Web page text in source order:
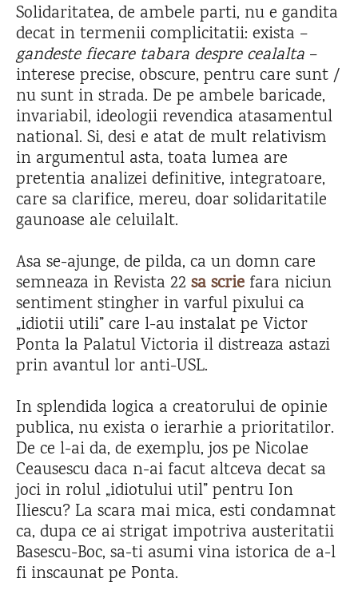
Solidaritatea, de ambele parti, nu e gandita
decat in termenii complicitatii: exista –
gandeste fiecare tabara despre cealalta –
interese precise, obscure, pentru care sunt /
nu sunt in strada. De pe ambele baricade,
invariabil, ideologii revendica atasamentul
national. Si, desi e atat de mult relativism
in argumentul asta, toata lumea are
pretentia analizei definitive, integratoare,
care sa clarifice, mereu, doar solidaritatile
gaunoase ale celuilalt.
Asa se-ajunge, de pilda, ca un domn care
semneaza in Revista 22 sa scrie fara niciun
sentiment stingher in varful pixului ca
„idiotii utili” care l-au instalat pe Victor
Ponta la Palatul Victoria il distreaza astazi
prin avantul lor anti-USL.
In splendida logica a creatorului de opinie
publica, nu exista o ierarhie a prioritatilor.
De ce l-ai da, de exemplu, jos pe Nicolae
Ceausescu daca n-ai facut altceva decat sa
joci in rolul „idiotului util” pentru Ion
Iliescu? La scara mai mica, esti condamnat
ca, dupa ce ai strigat impotriva austeritatii
Basescu-Boc, sa-ti asumi vina istorica de a-l
fi inscaunat pe Ponta.